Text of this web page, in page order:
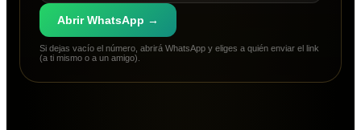
Abrir WhatsApp →
Si dejas vacío el número, abrirá WhatsApp y eliges a quién enviar el link
(a ti mismo o a un amigo).